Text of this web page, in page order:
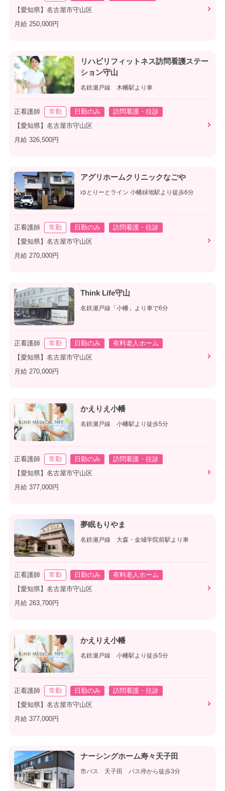
【愛知県】名古屋市守山区
月給 250,000円
リハビリフィットネス訪問看護ステー
ション守山
名鉄瀬戸線 木幡駅より車
正看護師 常勤 日勤のみ
訪問看護・往診
【愛知県】名古屋市守山区
月給 326,500円
アグリホームクリニックなごや
ゆとりーとライン 小幡緑地駅より徒歩6分
正看護師 常勤 日勤のみ
訪問看護・往診
【愛知県】名古屋市守山区
月給 270,000円
Think Life守山
名鉄瀬戸線「小幡」より車で6分
正看護師 常勤 日勤のみ
有料老人ホーム
【愛知県】名古屋市守山区
月給 270,000円
かえりえ小幡
名鉄瀬戸線 小幡駅より徒歩5分
正看護師 常勤 日勤のみ
訪問看護・往診
【愛知県】名古屋市守山区
月給 377,000円
夢眠もりやま
名鉄瀬戸線 大森・金城学院前駅より車
正看護師 常勤 日勤のみ
有料老人ホーム
【愛知県】名古屋市守山区
月給 263,700円
かえりえ小幡
名鉄瀬戸線 小幡駅より徒歩5分
正看護師 常勤 日勤のみ
訪問看護・往診
【愛知県】名古屋市守山区
月給 377,000円
ナーシングホーム寿々天子田
市バス 天子田 バス停から徒歩3分